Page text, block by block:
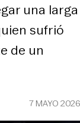
una larga
sufrió
de un
7 MAYO 2026